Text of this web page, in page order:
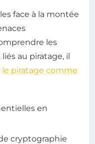
face à la montée
les
au piratage, il
le piratage comme
en
cryptographie